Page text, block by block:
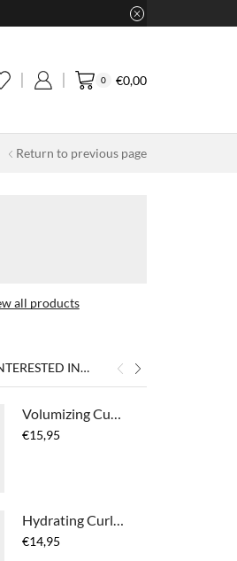
0 €0,00
Return to previous page
all products
IN…
Volumizing Curl Foam
€15,95
Hydrating Curl Shampoo
€14,95